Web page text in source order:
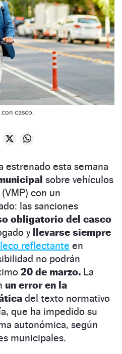
casco.
estrenado esta semana
sobre vehículos
con un
las sanciones
obligatorio del casco
y llevarse siempre
reflectante en
no podrán
20 de marzo. La
un error en la
del texto normativo
que ha impedido su
autonómica, según
municipales.